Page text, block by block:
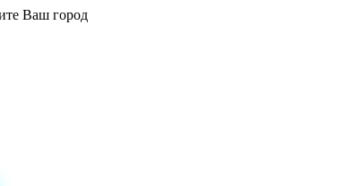
Ваш город